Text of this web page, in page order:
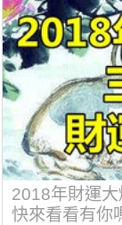
2018年財運大
快來看看有你